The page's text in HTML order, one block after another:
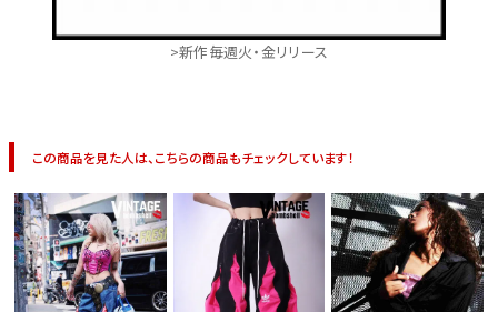
>新作毎週火・金リリース
この商品を見た人は、こちらの商品もチェックしています！